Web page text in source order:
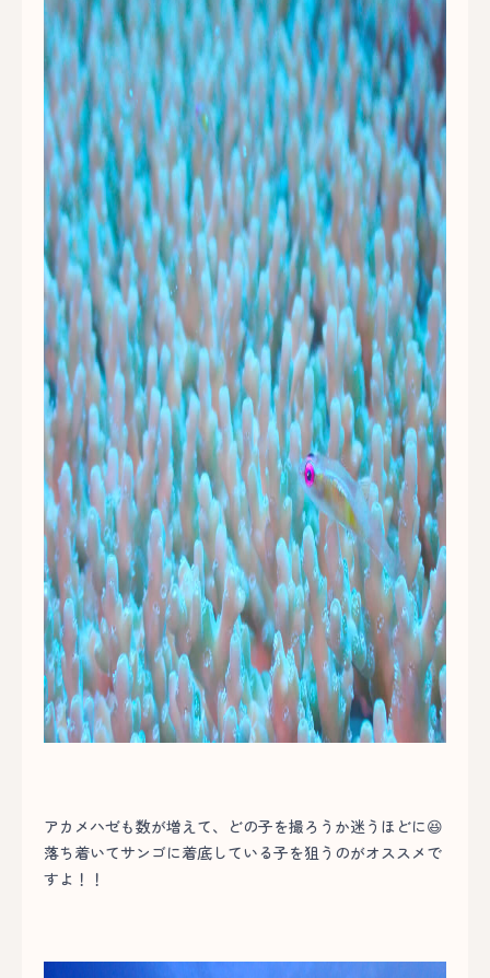
アカメハゼも数が増えて、どの子を撮ろうか迷うほどに😆
落ち着いてサンゴに着底している子を狙うのがオススメで
すよ！！